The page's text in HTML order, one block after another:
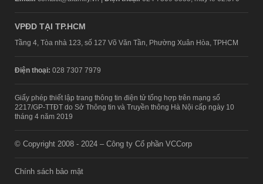
VPĐD TẠI TP.HCM
Tầng 4, Tòa nhà 123, số 127 Võ Văn Tần, Phường Xuân Hòa, TPHCM
Điện thoại: 028 7307 7979
Giấy phép thiết lập trang thông tin điện tử tổng hợp trên mạng số
2217/GP-TTĐT do Sở Thông tin và Truyền thông Hà Nội cấp ngày 10
tháng 4 năm 2019
© Copyright 2008 - 2024 – Công ty Cổ phần VCCorp
Chính sách bảo mật